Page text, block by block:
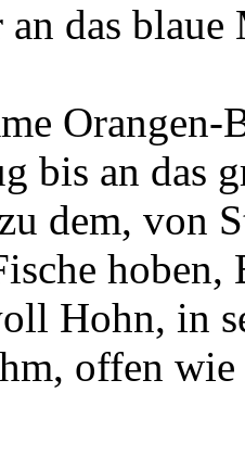
das blaue
Orangen-
bis an das
dem, von
hoben,
Hohn, in
offen wie